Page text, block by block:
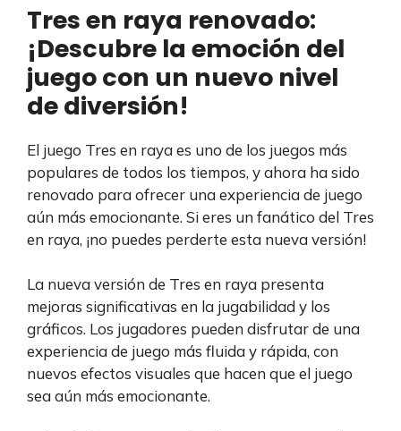
Tres en raya renovado:
¡Descubre la emoción del
juego con un nuevo nivel
de diversión!
El juego Tres en raya es uno de los juegos más
populares de todos los tiempos, y ahora ha sido
renovado para ofrecer una experiencia de juego
aún más emocionante. Si eres un fanático del Tres
en raya, ¡no puedes perderte esta nueva versión!
La nueva versión de Tres en raya presenta
mejoras significativas en la jugabilidad y los
gráficos. Los jugadores pueden disfrutar de una
experiencia de juego más fluida y rápida, con
nuevos efectos visuales que hacen que el juego
sea aún más emocionante.